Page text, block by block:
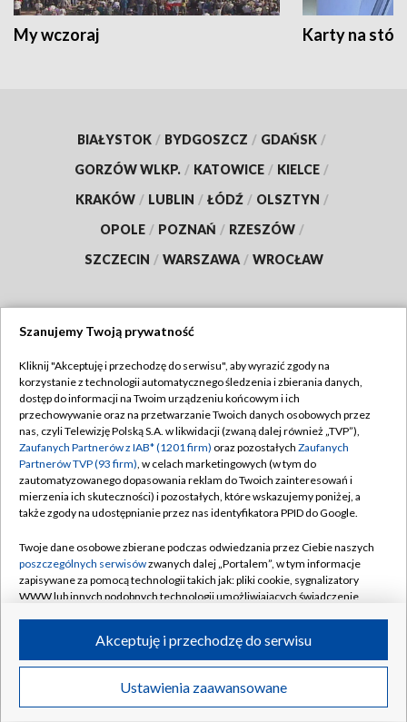
My wczoraj Karty na
BIAŁYSTOK / BYDGOSZCZ / GDAŃSK /
GORZÓW WLKP. / KATOWICE / KIELCE /
KRAKÓW / LUBLIN / ŁÓDŹ / OLSZTYN /
OPOLE / POZNAŃ / RZESZÓW /
SZCZECIN / WARSZAWA / WROCŁAW
TVP
Abonament TVP
Emisja w TVP
Centrum informacji TVP
Naziemna Telewizja Cyfrowa
Rada Programowa
System NOS
Informacje o nadawcy
Program dla prasy
Ogłoszenie przetargowe
Regulamin TVP
Polityka prywatności
Moje zgody
Pomoc
Kontakt
Kanały
©2026 Telewizja Polska S.A. w likwidacji
Szanujemy Twoją prywatność
Kliknij "Akceptuję i przechodzę do serwisu", aby wyrazić zgody na
korzystanie z technologii automatycznego śledzenia i zbierania danych,
dostęp do informacji na Twoim urządzeniu końcowym i ich
przechowywanie oraz na przetwarzanie Twoich danych osobowych przez
nas, czyli Telewizję Polską S.A. w likwidacji (zwaną dalej również „TVP”),
Zaufanych Partnerów z IAB* (1201 firm) oraz pozostałych Zaufanych
Partnerów TVP (93 firm), w celach marketingowych (w tym do
zautomatyzowanego dopasowania reklam do Twoich zainteresowań i
mierzenia ich skuteczności) i pozostałych, które wskazujemy poniżej, a
także zgody na udostępnianie przez nas identyfikatora PPID do Google.
Twoje dane osobowe zbierane podczas odwiedzania przez Ciebie naszych
poszczególnych serwisówzwanych dalej „Portalem”, w tym informacje
zapisywane za pomocą technologii takich jak: pliki cookie, sygnalizatory
WWW lub innych podobnych technologii umożliwiających świadczenie
ruchu w Internecie.
Twoje dane osobowe zbierane podczas odwiedzania przez Ciebie
poszczególnych serwisówna Portalu, takie jak adresy IP, identyfikatory
Ustawienia zaawansowane
Akceptuję i przechodzę do serwisu